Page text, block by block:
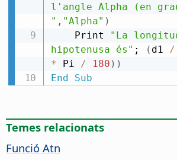
l'angle Alpha (en
" , "Alpha" )
    Print
"La
hipotenusa és" ; ( d1 /
* Pi / 180 ) )
End
Sub
Temes relacionats
Funció Atn